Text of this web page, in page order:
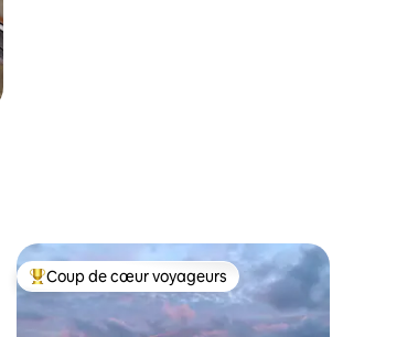
Coups de cœur voyageurs les plus appréciés
Coup de cœur voyageurs